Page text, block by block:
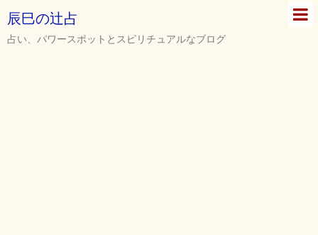
辰巳の辻占
占い、パワースポットとスピリチュアルなブログ